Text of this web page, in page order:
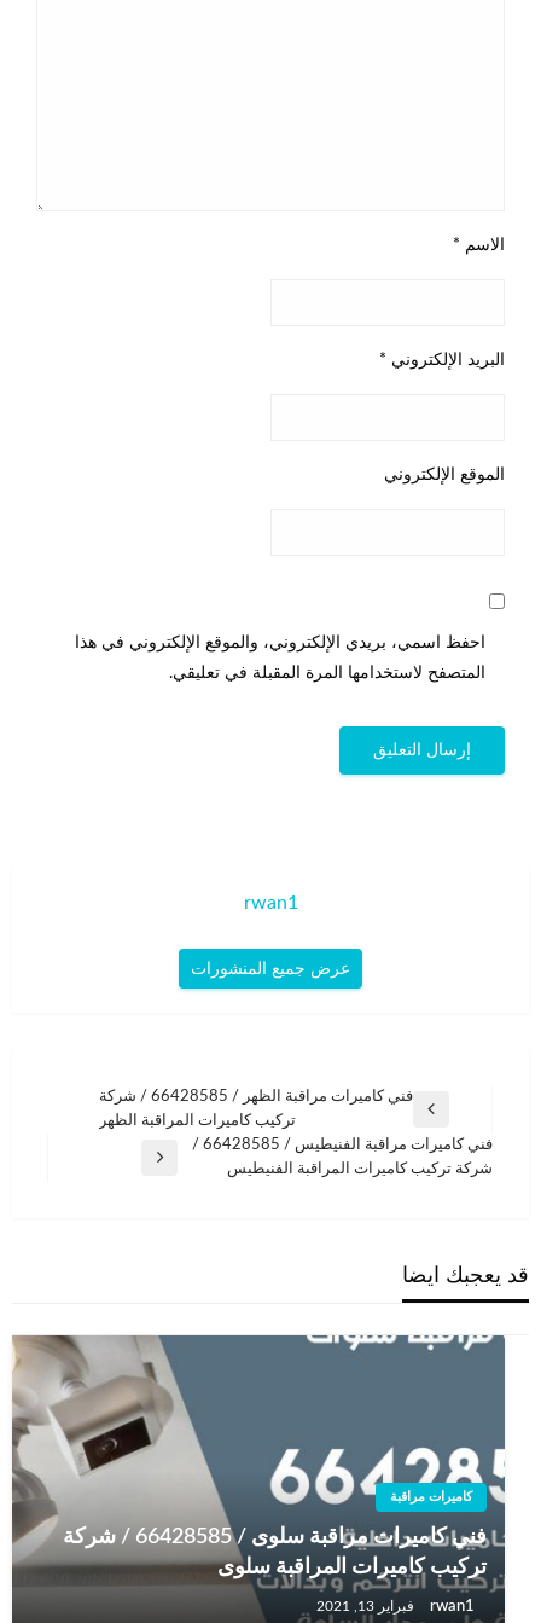
الاسم *
البريد الإلكتروني *
الموقع الإلكتروني
احفظ اسمي، بريدي الإلكتروني، والموقع الإلكتروني في هذا
المتصفح لاستخدامها المرة المقبلة في تعليقي.
rwan1
عرض جميع المنشورات
المقالات
المقالة
السابقة
فني كاميرات مراقبة الظهر / 66428585 / شركة
تركيب كاميرات المراقبة الظهر
المقالة
فني كاميرات مراقبة الفنيطيس / 66428585 /
شركة تركيب كاميرات المراقبة الفنيطيس
قد يعجبك ايضا
كاميرات مراقبة
فني كاميرات مراقبة سلوى / 66428585 / شركة
تركيب كاميرات المراقبة سلوى
rwan1 فبراير 13, 2021